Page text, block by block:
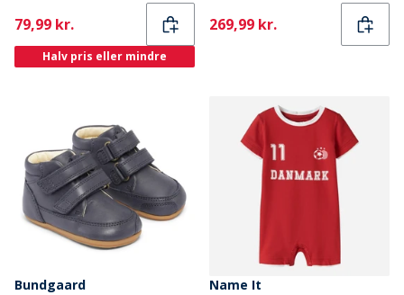
Current
79,99 kr.
Halv pris eller mindre
Current
269,99 kr.
Bundgaard
Name It